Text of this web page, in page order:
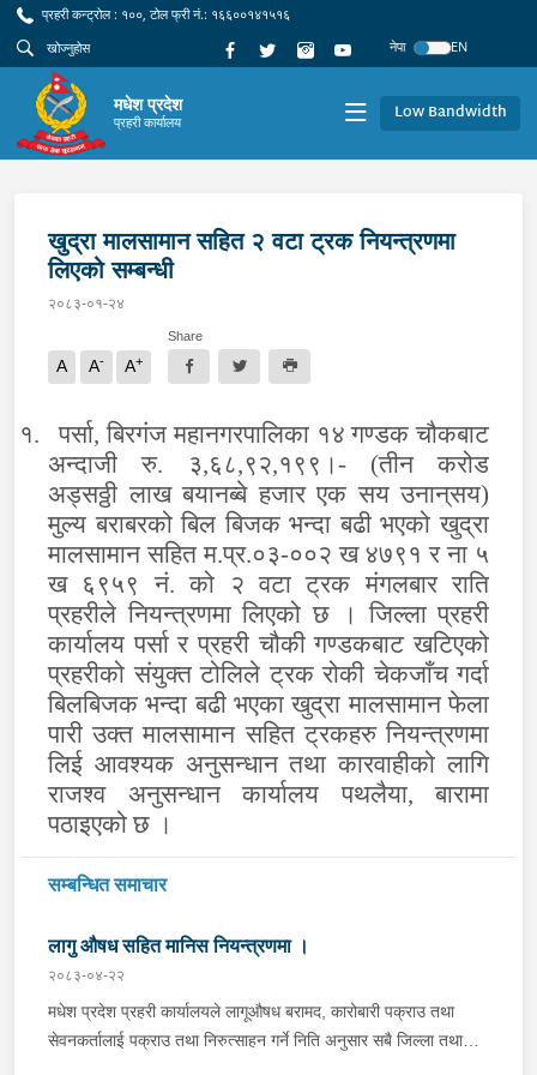
प्रहरी कन्ट्रोल : १००, टोल फ्री नं.: १६६००१४१५१६
नेपा
EN
मधेश प्रदेश
प्रहरी कार्यालय Low Bandwidth
खुद्रा मालसामान सहित २ वटा ट्रक नियन्त्रणमा
लिएको सम्बन्धी
२०८३-०१-२४
A A- A+
Share
१.
पर्सा, बिरगंज महानगरपालिका १४ गण्डक चौकबाट
अन्दाजी रु. ३,६८,९२,१९९।- (तीन करोड
अड्सठ्ठी लाख बयानब्बे हजार एक सय उनान्‌सय)
मुल्य बराबरको बिल बिजक भन्दा बढी भएको खुद्रा
मालसामान सहित म.प्र.०३-००२ ख ४७९१ र ना ५
ख ६९५९ नं. को २ वटा ट्रक मंगलबार राति
प्रहरीले नियन्त्रणमा लिएको छ । जिल्ला प्रहरी
कार्यालय पर्सा र प्रहरी चौकी गण्डकबाट खटिएको
प्रहरीको संयुक्त टोलिले ट्रक रोकी चेकजाँच गर्दा
बिलबिजक भन्दा बढी भएका खुद्रा मालसामान फेला
पारी उक्त मालसामान सहित ट्रकहरु नियन्त्रणमा
लिई आवश्यक अनुसन्धान तथा कारवाहीको लागि
राजश्व अनुसन्धान कार्यालय पथलैया, बारामा
पठाइएको छ ।
सम्बन्धित समाचार
लागु औषध सहित मानिस नियन्त्रणमा ।
२०८३-०४-२२
मधेश प्रदेश प्रहरी कार्यालयले लागूऔषध बरामद, कारोबारी पक्राउ तथा
सेवनकर्तालाई पक्राउ तथा निरुत्साहन गर्ने निति अनुसार सबै जिल्ला तथा